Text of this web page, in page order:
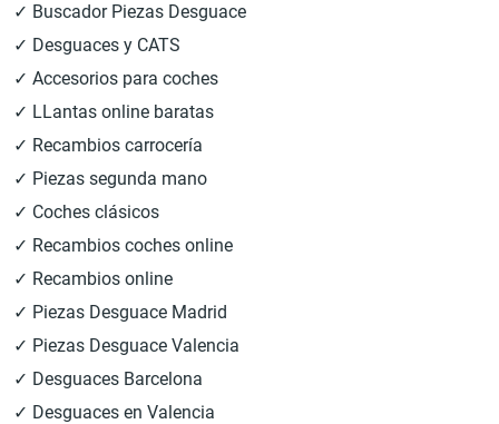
✓ Buscador Piezas Desguace
✓ Desguaces y CATS
✓ Accesorios para coches
✓ LLantas online baratas
✓ Recambios carrocería
✓ Piezas segunda mano
✓ Coches clásicos
✓ Recambios coches online
✓ Recambios online
✓ Piezas Desguace Madrid
✓ Piezas Desguace Valencia
✓ Desguaces Barcelona
✓ Desguaces en Valencia